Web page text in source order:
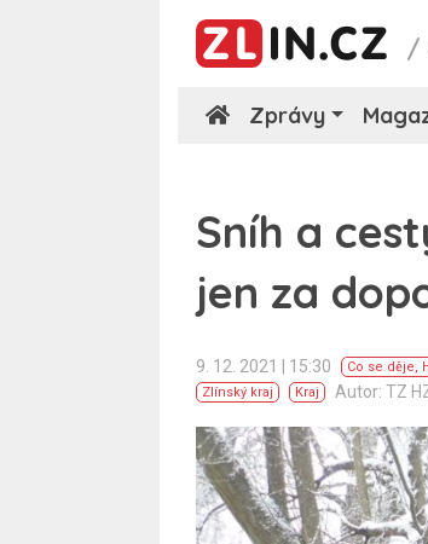
/
Zprávy
Sníh a
jen za
9. 12. 2021 | 15:30 Co se děje,
Zlínský kraj
Kraj Autor: TZ